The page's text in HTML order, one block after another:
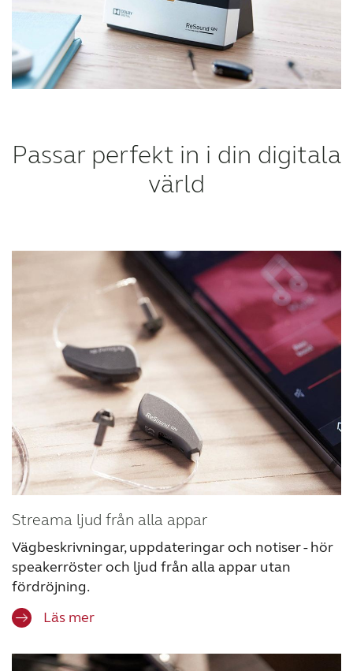
Passar perfekt in i din digitala
värld
Streama ljud från alla appar
Vägbeskrivningar, uppdateringar och notiser - hör
speakerröster och ljud från alla appar utan
fördröjning.
Läs mer